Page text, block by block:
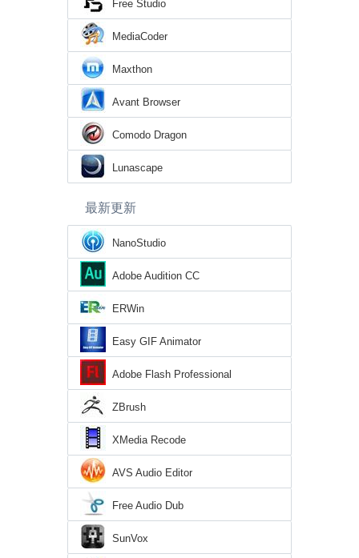
Free Studio
MediaCoder
Maxthon
Avant Browser
Comodo Dragon
Lunascape
最新更新
NanoStudio
Adobe Audition CC
ERWin
Easy GIF Animator
Adobe Flash Professional
ZBrush
XMedia Recode
AVS Audio Editor
Free Audio Dub
SunVox